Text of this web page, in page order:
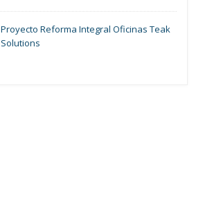
Proyecto Reforma Integral Oficinas Teak
Solutions